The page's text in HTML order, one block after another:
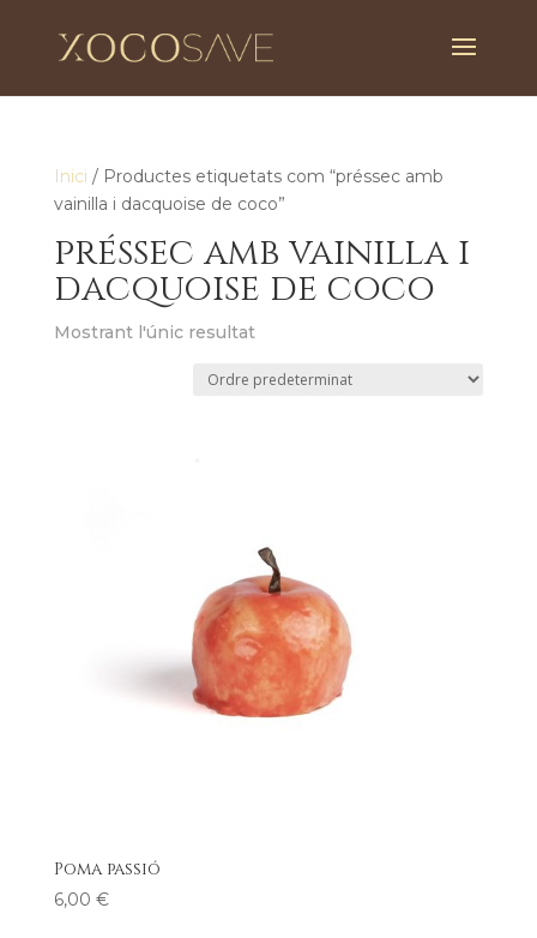
Inici / Productes etiquetats com “préssec amb
vainilla i dacquoise de coco”
préssec amb vainilla i
dacquoise de coco
Mostrant l'únic resultat
Poma passió
6,00 €